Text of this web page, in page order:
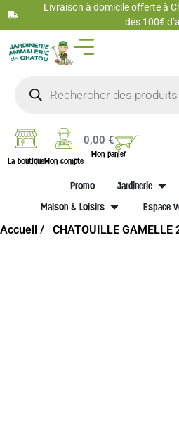
Livraison à domicile offerte à
dès 100€
La boutiqueMon compte
0,00€
Mon panier
Promo Jardinerie
Maison & Loisirs
Espace
Accueil / CHATOUILLE GAMELLE